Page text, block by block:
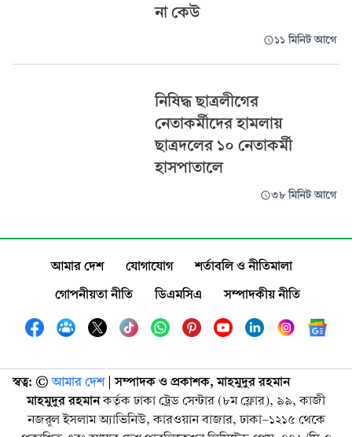
না কেউ
১১ মিনিট আগে
নিষিদ্ধ ছাত্রলীগের
নেতাকর্মীদের হামলায়
ছাত্রদলের ১০ নেতাকর্মী
হাসপাতালে
৩৮ মিনিট আগে
আমার দেশ যোগাযোগ
শর্তাবলি ও নীতিমালা
গোপনীয়তা নীতি
ডিএমসিএ সম্পাদকীয় নীতি
স্বত্ব: ©️ আমার দেশ| সম্পাদক ও প্রকাশক, মাহমুদুর রহমান
মাহমুদুর রহমানকর্তৃক ঢাকা ট্রেড সেন্টার (৮ম ফ্লোর), ৯৯, কাজী
নজরুল ইসলাম অ্যাভিনিউ, কারওয়ান বাজার, ঢাকা-১২১৫ থেকে